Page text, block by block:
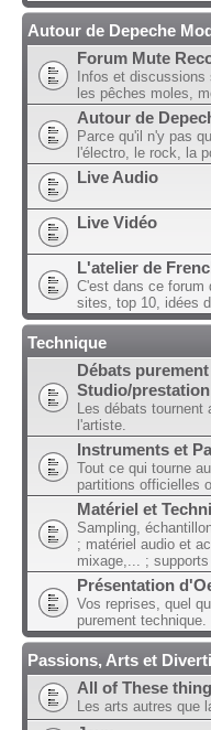
Autour de Depeche
Forum Mute
Infos et discussions
les pêches moles,
Autour de
Parce qu'il n'y pas
l'électro, le rock, la
Live Audio
Live Vidéo
L'atelier de
C'est dans ce forum
sites, top 10, idées
Technique
Débats
Studio/
Les débats tournent
l'artiste.
Instruments et
Tout ce qui tourne
partitions officielles
Matériel et
Sampling,
; matériel audio et
mixage,... ;
Présentation
Vos reprises, quel
purement technique.
Passions, Arts et
All of These
Les arts autres que